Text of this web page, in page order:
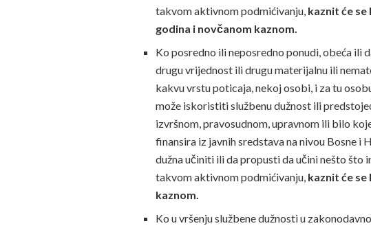
takvom aktivnom podmićivanju, kaznit će
godina i novčanom kaznom.
Ko posredno ili neposredno ponudi, obeća
drugu vrijednost ili drugu materijalnu ili
kakvu vrstu poticaja, nekoj osobi, i za tu
može iskoristiti službenu dužnost ili
izvršnom, pravosudnom, upravnom ili bilo
finansira iz javnih sredstava na nivou Bosne i
dužna učiniti ili da propusti da učini nešto što
takvom aktivnom podmićivanju, kaznit će
kaznom.
Ko u vršenju službene dužnosti u